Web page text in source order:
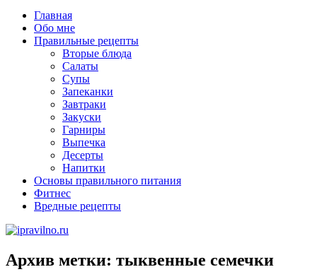
Главная
Обо мне
Правильные рецепты
Вторые блюда
Салаты
Супы
Запеканки
Завтраки
Закуски
Гарниры
Выпечка
Десерты
Напитки
Основы правильного питания
Фитнес
Вредные рецепты
Архив метки: тыквенные семечки